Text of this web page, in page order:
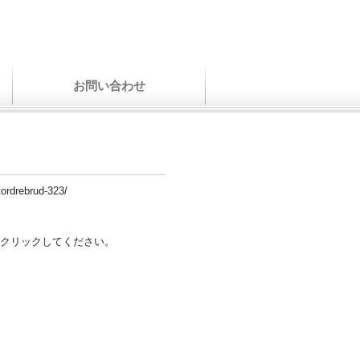
お問い合わせ
323/
リックしてください。